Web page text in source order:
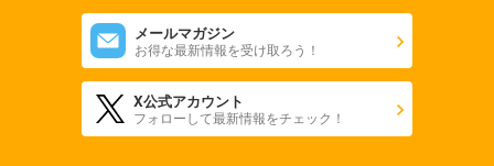
融点～とけあい～【タテヨミ】第42話
メールマガジン
お得な最新情報を受け取ろう！
X公式アカウント
フォローして最新情報をチェック！